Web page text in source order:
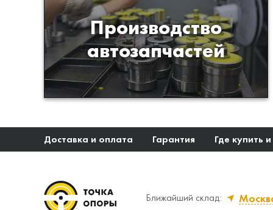
Производство
автозапчастей
Разработка и
производство деталей из
эластомеров для подвески
автомобиля
Доставка и оплата Гарантия Где купить
Ближайший склад: